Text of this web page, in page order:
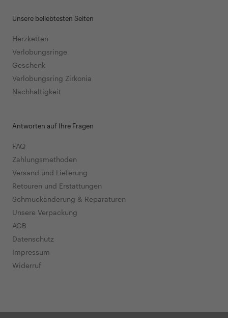
Unsere beliebtesten Seiten
Herzketten
Verlobungsringe
Geschenk
Verlobungsring Zirkonia
Nachhaltigkeit
Antworten auf Ihre Fragen
FAQ
Zahlungsmethoden
Versand und Lieferung
Retouren und Erstattungen
Schmuckänderung & Reparaturen
Unsere Verpackung
AGB
Datenschutz
Impressum
Widerruf